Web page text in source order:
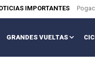
IMPORTANTES
GRANDES VUELTAS